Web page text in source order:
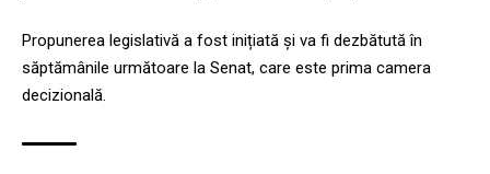
Propunerea legislativă a fost inițiată și va fi dezbătută în
săptămânile următoare la Senat, care este prima camera
decizională.